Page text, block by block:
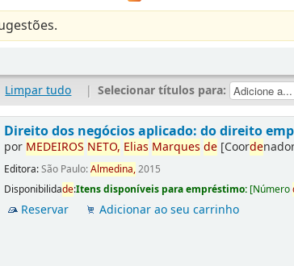
Limpar tudo | Selecionar títulos para:
Direito dos negócios aplicado: do direito
por MEDEIROS NETO, Elias Marques de [Coorde
Editora:São Paulo:Almedina,2015
Disponibilidade:Itens disponíveis para empréstimo: [Número
Reservar Adicionar ao seu carrinho